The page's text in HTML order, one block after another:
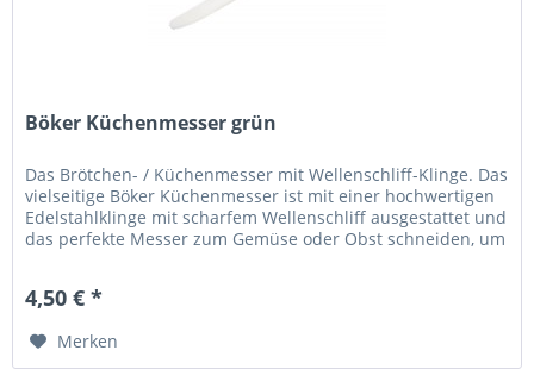
Böker Küchenmesser grün
Das Brötchen- / Küchenmesser mit Wellenschliff-Klinge. Das
vielseitige Böker Küchenmesser ist mit einer hochwertigen
Edelstahlklinge mit scharfem Wellenschliff ausgestattet und
das perfekte Messer zum Gemüse oder Obst schneiden, um
4,50 € *
Merken